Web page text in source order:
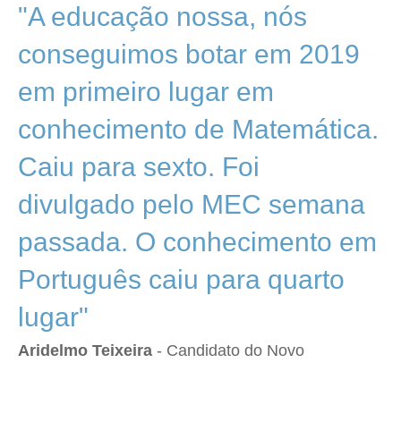
"A educação nossa, nós
conseguimos botar em 2019
em primeiro lugar em
conhecimento de Matemática.
Caiu para sexto. Foi
divulgado pelo MEC semana
passada. O conhecimento em
Português caiu para quarto
lugar"
Aridelmo Teixeira - Candidato do Novo